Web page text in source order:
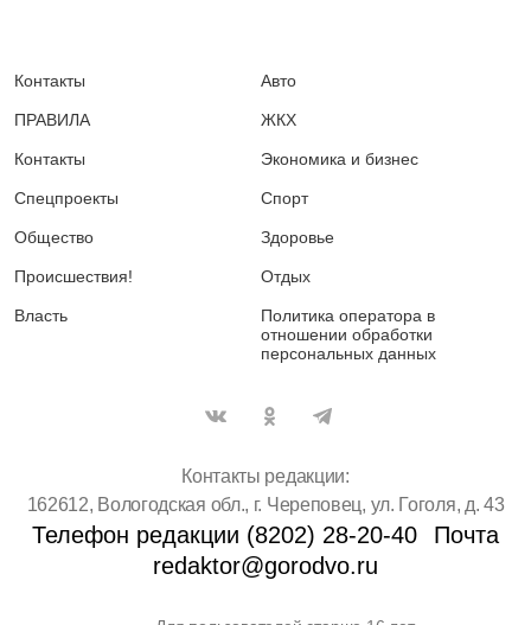
Контакты
ПРАВИЛА
Контакты
Спецпроекты
Общество
Происшествия!
Власть
Авто
ЖКХ
Экономика и бизнес
Спорт
Здоровье
Отдых
Политика оператора в
отношении обработки
персональных данных
Контакты редакции:
162612, Вологодская обл., г. Череповец, ул. Гоголя, д. 43
Телефон редакции (8202) 28-20-40
Почта
redaktor@gorodvo.ru